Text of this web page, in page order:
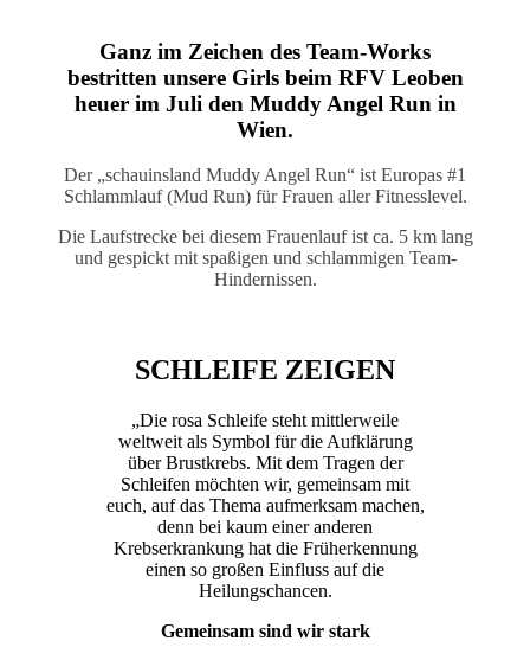
Ganz im Zeichen des Team-Works
bestritten unsere Girls beim RFV Leoben
heuer im Juli den Muddy Angel Run in
Wien.
Der „schauinsland Muddy Angel Run“ ist Europas #1
Schlammlauf (Mud Run) für Frauen aller Fitnesslevel.
Die Laufstrecke bei diesem Frauenlauf ist ca. 5 km lang
und gespickt mit spaßigen und schlammigen Team-
Hindernissen.
SCHLEIFE ZEIGEN
„Die rosa Schleife steht mittlerweile
weltweit als Symbol für die Aufklärung
über Brustkrebs. Mit dem Tragen der
Schleifen möchten wir, gemeinsam mit
euch, auf das Thema aufmerksam machen,
denn bei kaum einer anderen
Krebserkrankung hat die Früherkennung
einen so großen Einfluss auf die
Heilungschancen.
Gemeinsam sind wir stark